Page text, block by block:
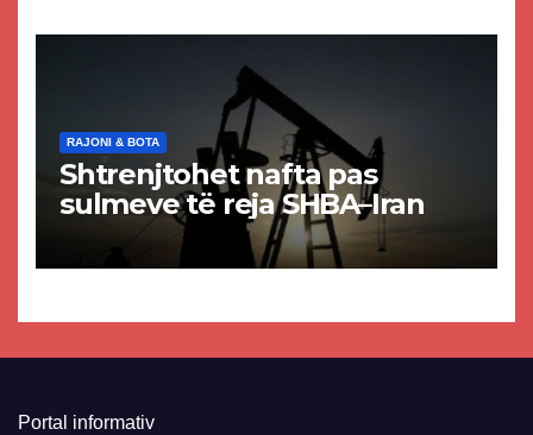
RAJONI & BOTA
Shtrenjtohet nafta pas
sulmeve të reja SHBA–Iran
Portal informativ